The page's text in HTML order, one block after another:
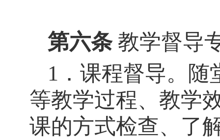
第六条 教学督导
1．课程督导。
等教学过程、教学
课的方式检查、了